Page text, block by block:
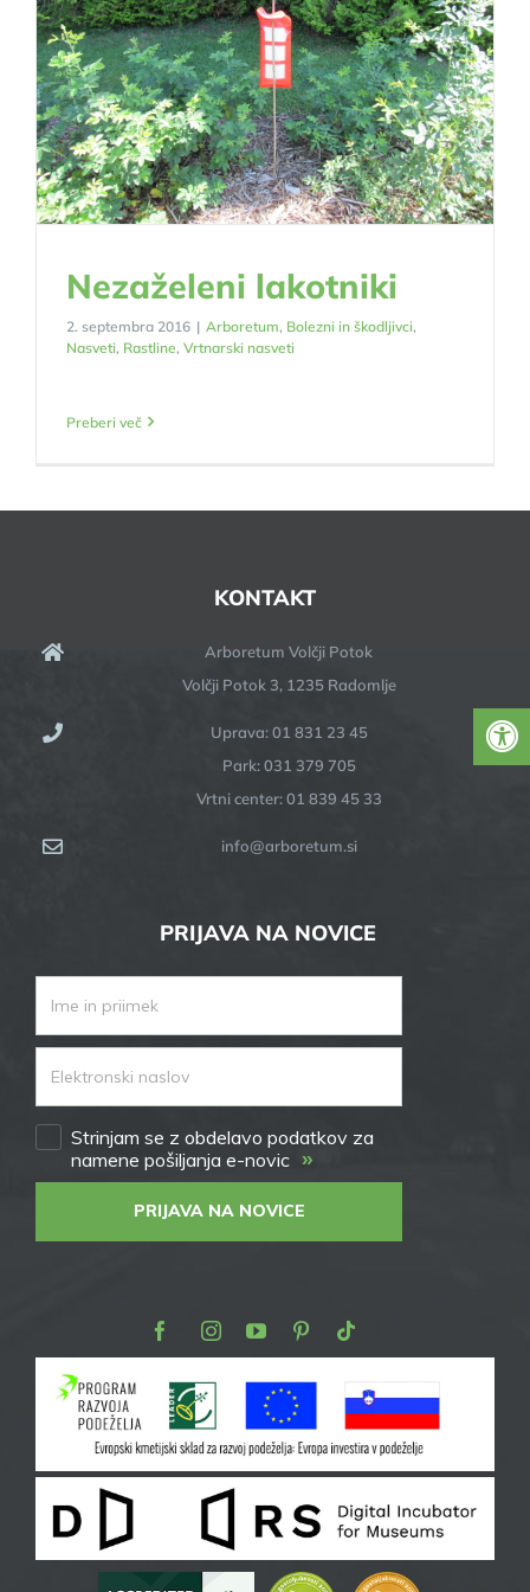
Nezaželeni lakotniki
2. septembra 2016 | Arboretum, Bolezni in škodljivci,
Nasveti, Rastline, Vrtnarski nasveti
Preberi več
KONTAKT
Arboretum Volčji Potok
Volčji Potok 3, 1235 Radomlje
Uprava: 01 831 23 45
Park: 031 379 705
Vrtni center: 01 839 45 33
info@arboretum.si
PRIJAVA NA NOVICE
Strinjam se z obdelavo podatkov za
namene pošiljanja e-novic »
PRIJAVA NA NOVICE
FacebookInstagram
YoutubePinterest